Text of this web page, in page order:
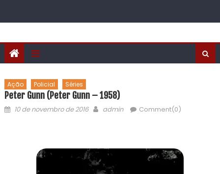
Ação Policial Séries
Peter Gunn (Peter Gunn – 1958)
10 de novembro de 2016 admin Comment(0)